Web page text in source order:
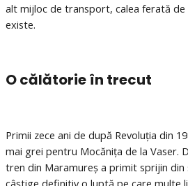
alt mijloc de transport, calea ferată de
existe.
O călătorieîn trecut
Primii zece ani de după Revoluția din
mai grei pentru Mocănița de la Vaser.
tren din Maramureș a primit sprijin
câștige definitiv o luptă pe care multe